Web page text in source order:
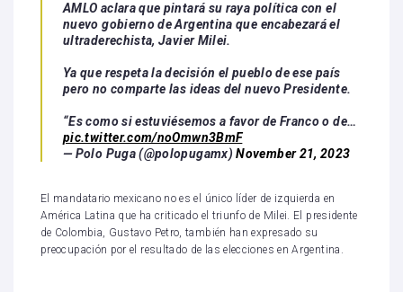
AMLO aclara que pintará su raya política con el
nuevo gobierno de Argentina que encabezará el
ultraderechista, Javier Milei.
Ya que respeta la decisión el pueblo de ese país
pero no comparte las ideas del nuevo Presidente.
“Es como si estuviésemos a favor de Franco o de…
pic.twitter.com/noOmwn3BmF
— Polo Puga (@polopugamx)November 21, 2023
El mandatario mexicano no es el único líder de izquierda en
América Latina que ha criticado el triunfo de Milei. El presidente
de Colombia, Gustavo Petro, también han expresado su
preocupación por el resultado de las elecciones en Argentina.